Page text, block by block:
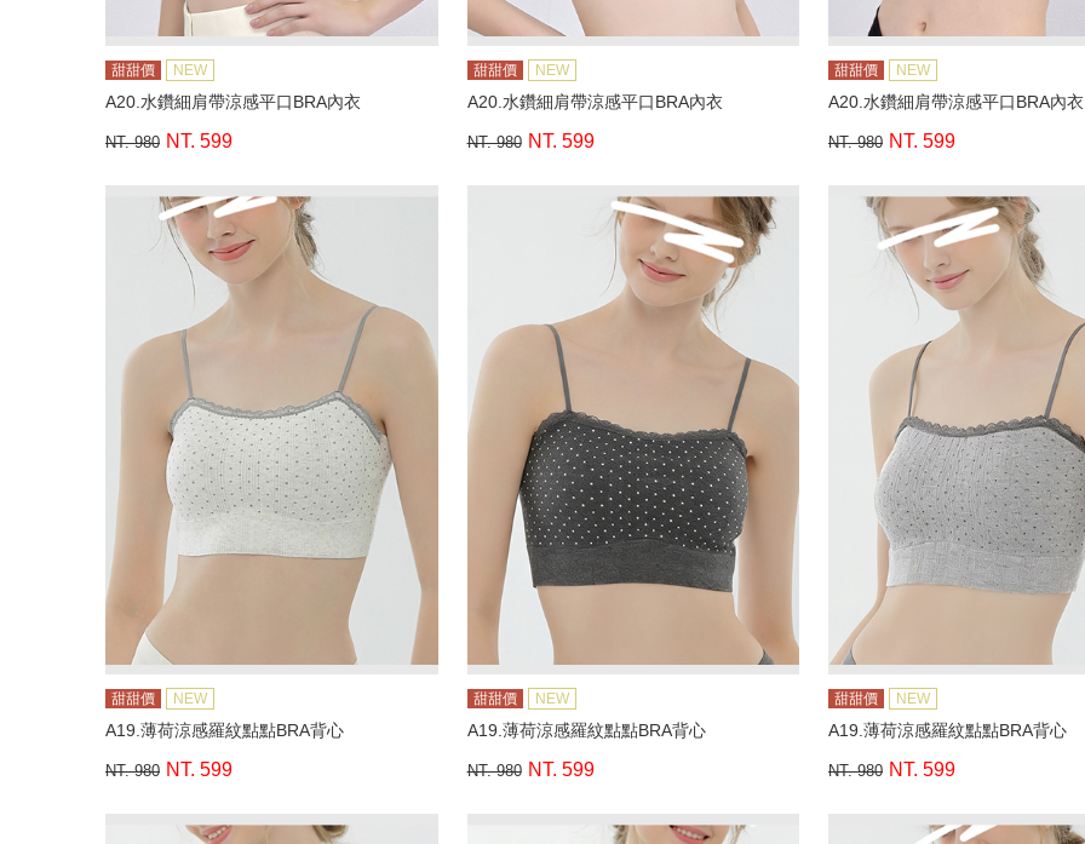
甜甜價 NEW
A20.水鑽細肩帶涼感平口BRA內衣
NT. 980 NT. 599
甜甜價 NEW
A20.水鑽細肩帶涼感平口BRA內衣
NT. 980 NT. 599
甜甜價 NEW
A20.水鑽細肩帶涼感平口BRA內衣
NT. 980 NT. 599
甜甜價 NEW
A19.薄荷涼感羅紋點點BRA背心
NT. 980 NT. 599
甜甜價 NEW
A19.薄荷涼感羅紋點點BRA背心
NT. 980 NT. 599
甜甜價 NEW
A19.薄荷涼感羅紋點點BRA背心
NT. 980 NT. 599